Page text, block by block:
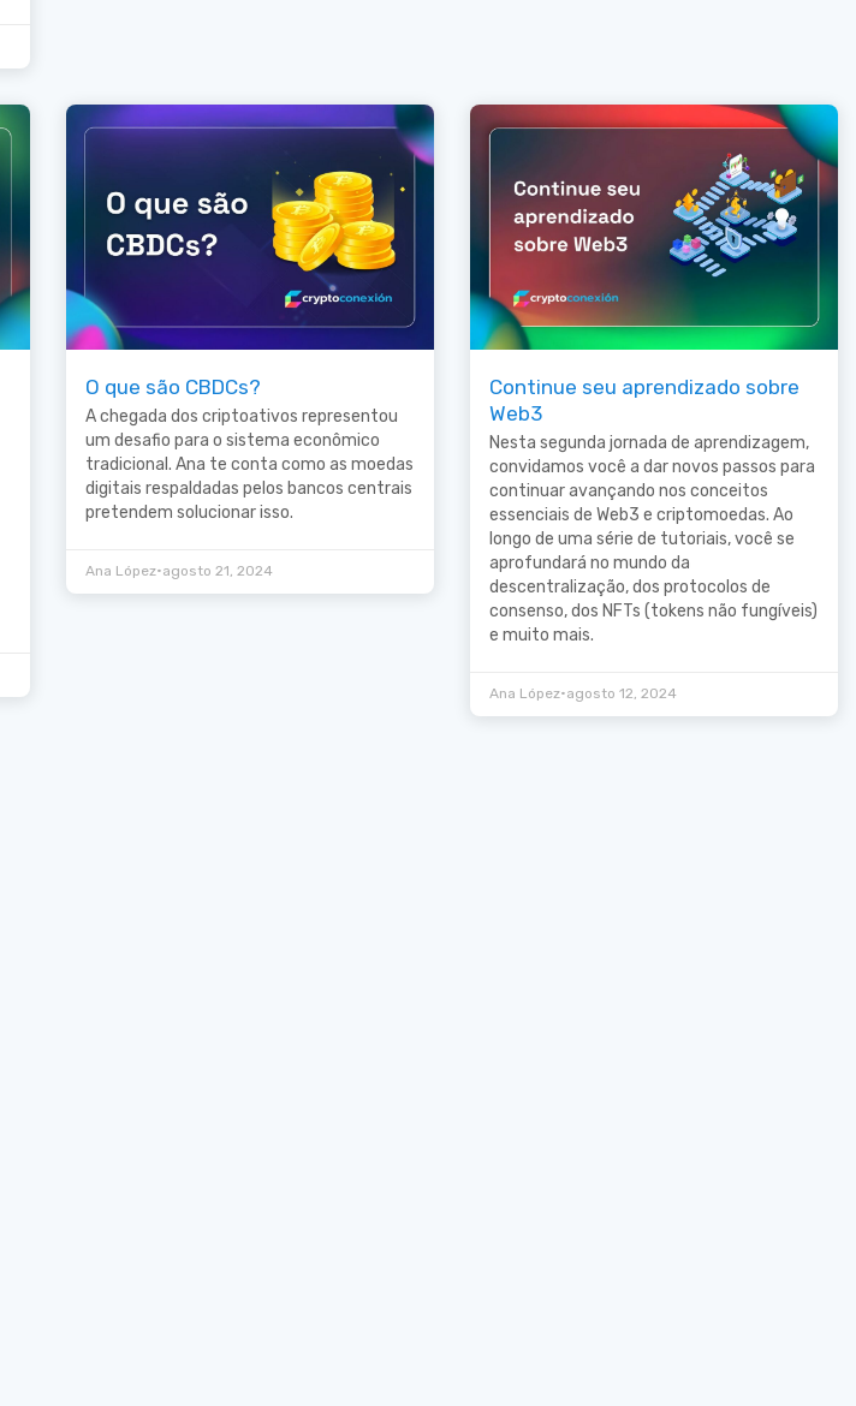
O que são CBDCs?
A chegada dos criptoativos representou
um desafio para o sistema econômico
tradicional. Ana te conta como as moedas
digitais respaldadas pelos bancos centrais
pretendem solucionar isso.
Ana López•agosto 21, 2024
Continue seu aprendizado sobre
Web3
Nesta segunda jornada de aprendizagem,
convidamos você a dar novos passos para
continuar avançando nos conceitos
essenciais de Web3 e criptomoedas. Ao
longo de uma série de tutoriais, você se
aprofundará no mundo da
descentralização, dos protocolos de
consenso, dos NFTs (tokens não fungíveis)
e muito mais.
Ana López•agosto 12, 2024